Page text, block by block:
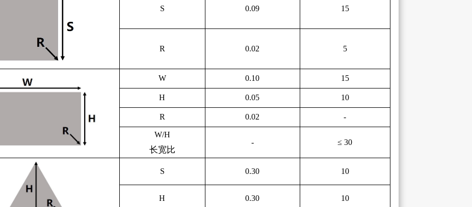
S 0.09 15
R 0.02 5
W 0.10 15
H 0.05 10
R 0.02 -
W/H
长宽比
- ≤ 30
S 0.30 10
H 0.30 10